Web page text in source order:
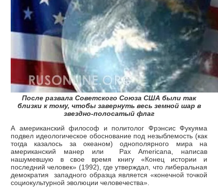
После развала Советского Союза США были так
близки к тому, чтобы завернуть весь земной шар в
звездно-полосатый флаг
А американский философ и политолог Фрэнсис Фукуяма
подвел идеологическое обоснование под незыблемость (как
тогда казалось за океаном) однополярного мира на
американский манер или Pax Americana, написав
нашумевшую в свое время книгу «Конец истории и
последний человек» (1992), где утверждал, что либеральная
демократия западного образца является «конечной точкой
социокультурной эволюции человечества».